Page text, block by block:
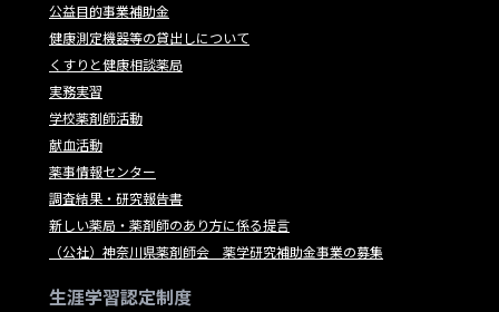
公益目的事業補助金
健康測定機器等の貸出しについて
くすりと健康相談薬局
実務実習
学校薬剤師活動
献血活動
薬事情報センター
調査結果・研究報告書
新しい薬局・薬剤師のあり方に係る提言
（公社）神奈川県薬剤師会 薬学研究補助金事業の募集
生涯学習認定制度